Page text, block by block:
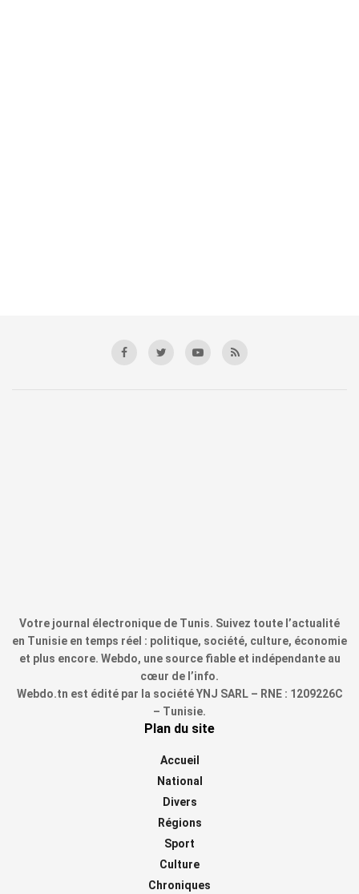
Votre journal électronique de Tunis. Suivez toute l’actualité
en Tunisie en temps réel : politique, société, culture, économie
et plus encore. Webdo, une source fiable et indépendante au
cœur de l’info.
Webdo.tn est édité par la société YNJ SARL – RNE : 1209226C
– Tunisie.
Plan du site
Accueil
National
Divers
Régions
Sport
Culture
Chroniques